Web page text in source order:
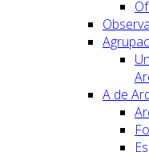
A de